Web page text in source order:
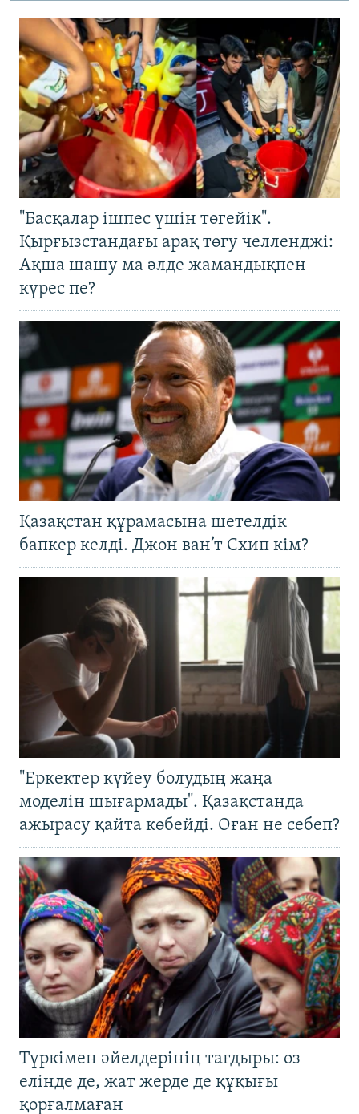
"Басқалар ішпес үшін төгейік".
Қырғызстандағы арақ төгу челленджі:
Ақша шашу ма әлде жамандықпен
күрес пе?
Қазақстан құрамасына шетелдік
бапкер келді. Джон ван’т Схип кім?
"Еркектер күйеу болудың жаңа
моделін шығармады". Қазақстанда
ажырасу қайта көбейді. Оған не себеп?
Түркімен әйелдерінің тағдыры: өз
елінде де, жат жерде де құқығы
қорғалмаған